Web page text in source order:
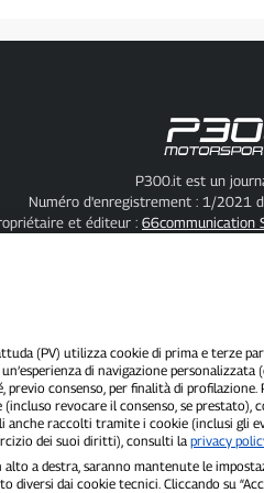
P300.it est un
Numéro d'enregistrement : 1/2021
et éditeur : 66communication
« Si c'est vraiment arrivé,
Copyright ©
(PV) utilizza cookie di prima e terze
di navigazione personalizzata
consenso, per finalità di profilazione.
revocare il consenso, se prestato),
anche raccolti tramite i cookie (inclusi gli
dei suoi diritti), consulti la privacy
alto a destra, saranno mantenute le
dai cookie tecnici. Cliccando su